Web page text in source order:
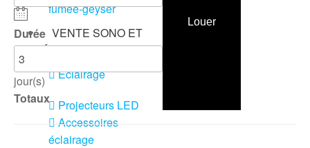
fumée-geyser
VENTE SONO ET
ÉCLAIRAGE
Éclairage
Projecteurs LED
Accessoires
éclairage
Durée
jour(s)
Totaux
Louer